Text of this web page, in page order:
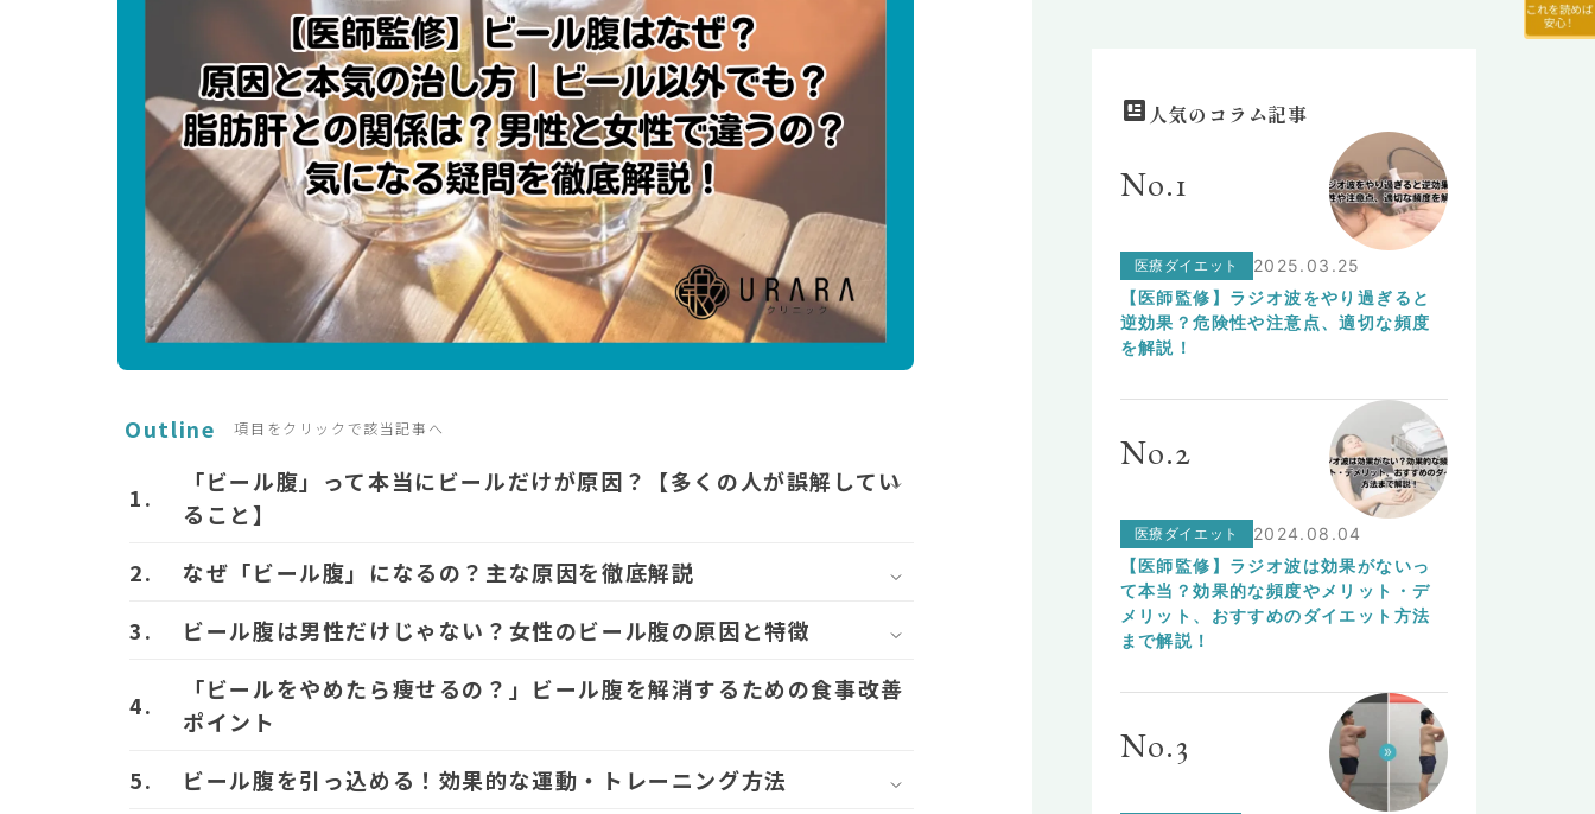
人気のコラム記事
No.1
医療ダイエット 2025.03.25
【医師監修】ラジオ波をやり過ぎると
逆効果？危険性や注意点、適切な頻度
を解説！
No.2
医療ダイエット 2024.08.04
【医師監修】ラジオ波は効果がないっ
て本当？効果的な頻度やメリット・デ
メリット、おすすめのダイエット方法
まで解説！
No.3
Outline 項目をクリックで該当記事へ
「ビール腹」って本当にビールだけが原因？【多くの人が誤解してい
ること】
なぜ「ビール腹」になるの？主な原因を徹底解説
ビール腹は男性だけじゃない？女性のビール腹の原因と特徴
「ビールをやめたら痩せるの？」ビール腹を解消するための食事改善
ポイント
ビール腹を引っ込める！効果的な運動・トレーニング方法